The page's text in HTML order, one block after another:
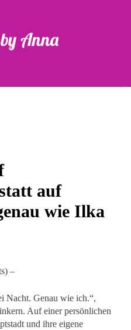
auf
wie Ilka
–
Nacht. Genau wie ich.“,
Auf einer persönlichen
und ihre eigene